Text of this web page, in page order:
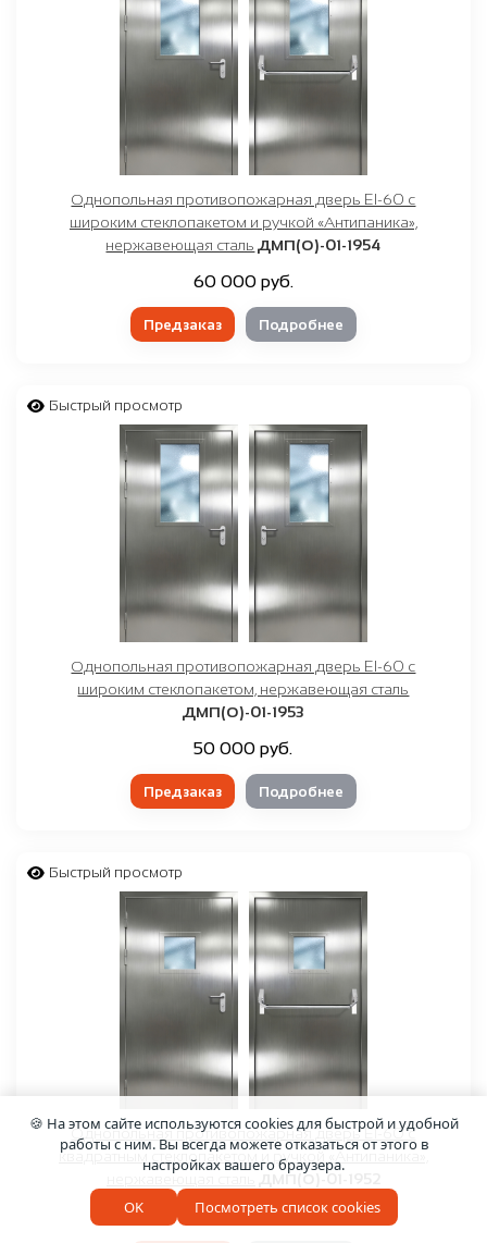
Однопольная противопожарная дверь EI-60 с
широким стеклопакетом и ручкой «Антипаника»,
нержавеющая сталь ДМП(О)-01-1954
60 000 руб.
Предзаказ Подробнее
Быстрый просмотр
Однопольная противопожарная дверь EI-60 с
широким стеклопакетом, нержавеющая сталь
ДМП(О)-01-1953
50 000 руб.
Предзаказ Подробнее
Быстрый просмотр
Однопольная противопожарная дверь EI-60 с
квадратным стеклопакетом и ручкой «Антипаника»,
нержавеющая сталь
ДМП(О)-01-1952
60 000 руб.
🍪 На этом сайте используются cookies для быстрой и удобной
работы с ним. Вы всегда можете отказаться от этого в
настройках вашего браузера.
OK Посмотреть список cookies
Сделано в